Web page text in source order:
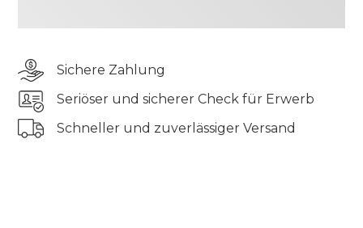
Sichere Zahlung
Seriöser und sicherer Check für Erwerb
Schneller und zuverlässiger Versand
scelerisque ullamcorper bibendum turpis ut
rhoncus ac iaculis vel gravida urna, eu semper sit
diam quam
Tincidunt elementum pharetra tincidunt sit